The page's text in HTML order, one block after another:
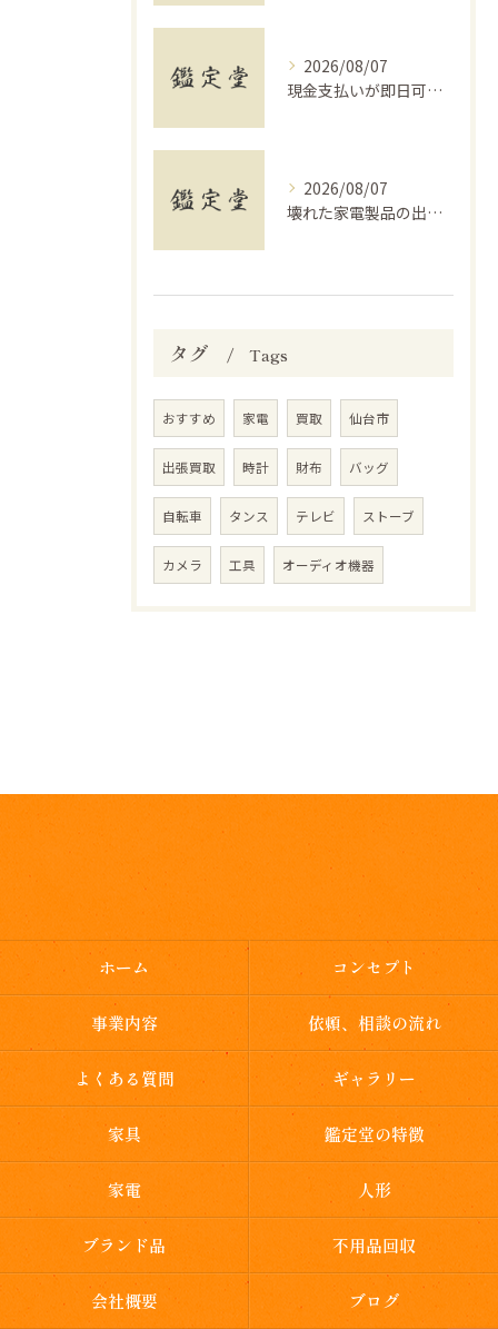
2026/08/07
現金支払いが即日可能な福島県福島市で空き家や遺品整理に役立つ買取の活用法
2026/08/07
壊れた家電製品の出張買取で警告ポイントと安全な業者選び徹底解説
タグ Tags
おすすめ 家電 買取 仙台市
出張買取 時計 財布 バッグ
自転車 タンス テレビ ストーブ
カメラ 工具 オーディオ機器
ホーム コンセプト
事業内容 依頼、相談の流れ
よくある質問 ギャラリー
家具 鑑定堂の特徴
家電 人形
ブランド品 不用品回収
会社概要 ブログ